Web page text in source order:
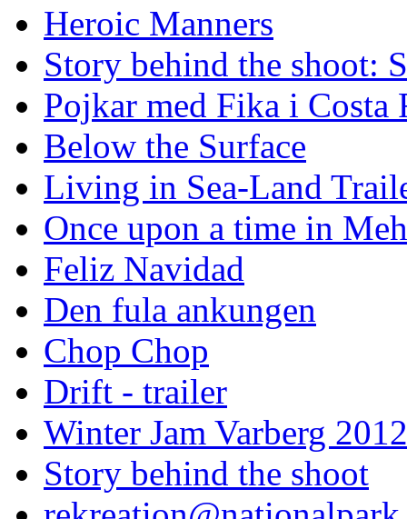
Heroic Manners
Story behind the shoot:
Pojkar med Fika i Costa
Below the Surface
Living in Sea-Land
Once upon a time in
Feliz Navidad
Den fula ankungen
Chop Chop
Drift - trailer
Winter Jam Varberg 2012
Story behind the shoot